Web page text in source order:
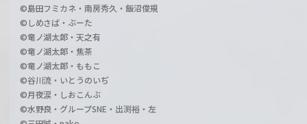
©島田フミカネ・南房秀久・飯沼俊規
©しめさば・ぶーた
©竜ノ湖太郎・天之有
©竜ノ湖太郎・焦茶
©竜ノ湖太郎・ももこ
©谷川流・いとうのいぢ
©月夜涙・しおこんぶ
©水野良・グループSNE・出渕裕・左